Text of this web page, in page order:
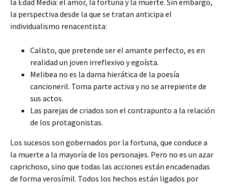
la Edad Media: el amor, la fortuna y la muerte. Sin embargo,
la perspectiva desde la que se tratan anticipa el
individualismo renacentista:
Calisto, que pretende ser el amante perfecto, es en
realidad un joven irreflexivo y egoísta.
Melibea no es la dama hierática de la poesía
cancioneril. Toma parte activa y no se arrepiente de
sus actos.
Las parejas de criados son el contrapunto a la relación
de los protagonistas.
Los sucesos son gobernados por la fortuna, que conduce a
la muerte a la mayoría de los personajes. Pero no es un azar
caprichoso, sino que todas las acciones están encadenadas
de forma verosímil. Todos los hechos están ligados por